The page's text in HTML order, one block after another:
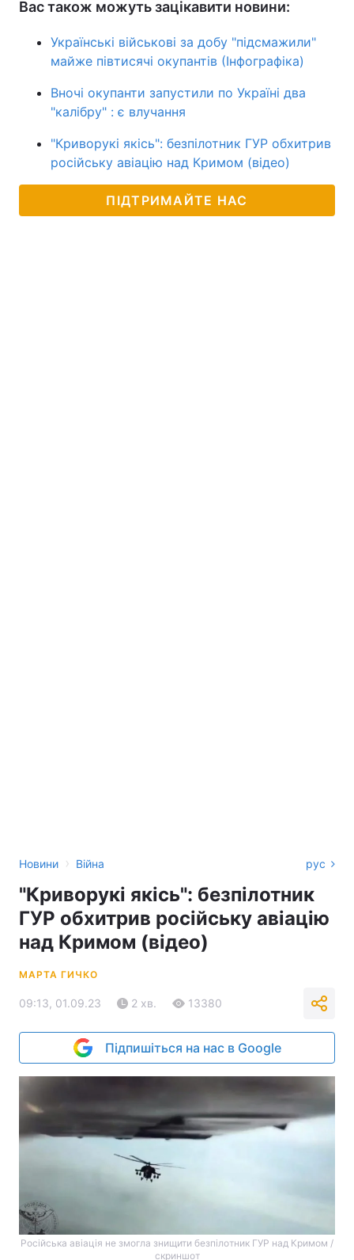
Вас також можуть зацікавити новини:
Українські військові за добу "підсмажили"
майже півтисячі окупантів (Інфографіка)
Вночі окупанти запустили по Україні два
"калібру" : є влучання
"Криворукі якісь": безпілотник ГУР обхитрив
російську авіацію над Кримом (відео)
ПІДТРИМАЙТЕ НАС
Новини › Війна рус
"Криворукі якісь": безпілотник
ГУР обхитрив російську авіацію
над Кримом (відео)
МАРТА ГИЧКО
09:13, 01.09.23 2 хв. 13380
Підпишіться на нас в Google
Російська авіація не змогла знищити безпілотник ГУР над Кримом /
скриншот